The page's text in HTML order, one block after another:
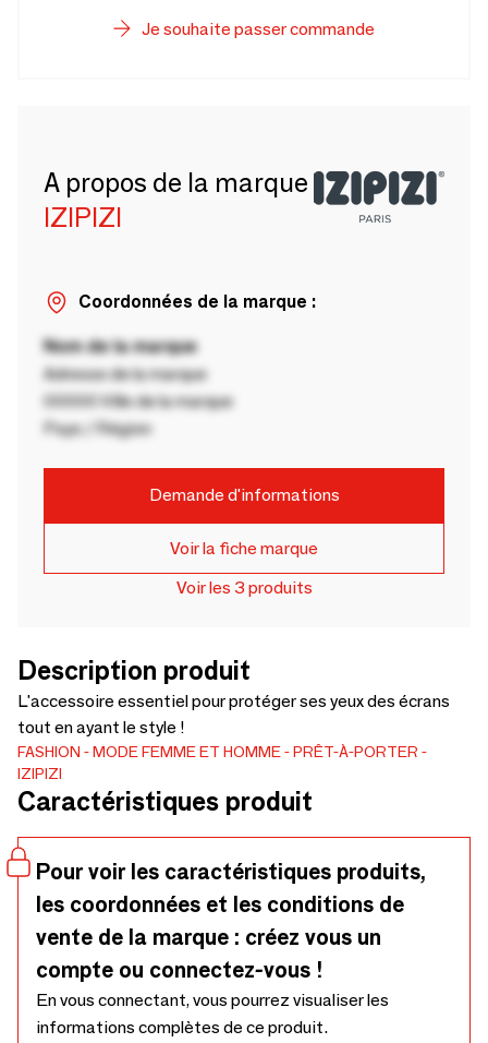
Je souhaite passer commande
A propos de la marque
IZIPIZI
Coordonnées de la marque :
Nom de la marque
Adresse de la marque
00000 Ville de la marque
Pays / Région
Demande d'informations
Voir la fiche marque
Voir les 3 produits
Description produit
L'accessoire essentiel pour protéger ses yeux des écrans
tout en ayant le style !
FASHION MODE FEMME ET HOMME
PRÊT-À-PORTER
IZIPIZI
Caractéristiques produit
Pour voir les caractéristiques produits,
les coordonnées et les conditions de
vente de la marque : créez vous un
compte ou connectez-vous !
En vous connectant, vous pourrez visualiser les
informations complètes de ce produit.